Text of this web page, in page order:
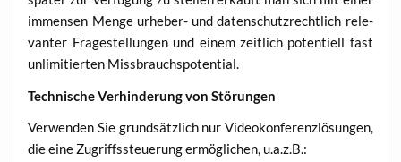
immensen Men­ge urhe­ber- und daten­schutz­recht­lich rele­
van­ter Fra­ge­stel­lun­gen und einem zeit­lich poten­ti­ell fast
unli­mi­tier­ten Missbrauchspotential.
Tech­ni­sche Ver­hin­de­rung von Störungen
Ver­wen­den Sie grund­sätz­lich nur Video­kon­fe­renz­lö­sun­gen,
die eine Zugriffs­steue­rung ermög­li­chen, u.a.z.B.: